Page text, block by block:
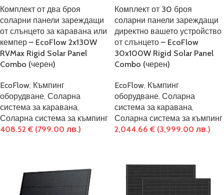
Комплект от два броя
соларни панели зареждащи
от слънцето за каравана или
кемпер – EcoFlow 2x130W
RVMax Rigid Solar Panel
Combo (черен)
EcoFlow, Къмпинг
оборудване, Соларна
система за каравана,
Соларна система за къмпинг
408.52€ (799.00 лв.)
Комплект от 30 броя
соларни панели зареждащи
директно вашето устройство
от слънцето – EcoFlow
30x100W Rigid Solar Panel
Combo (черен)
EcoFlow, Къмпинг
оборудване, Соларна
система за каравана,
Соларна система за къмпинг
2,044.66€ (3,999.00 лв.)